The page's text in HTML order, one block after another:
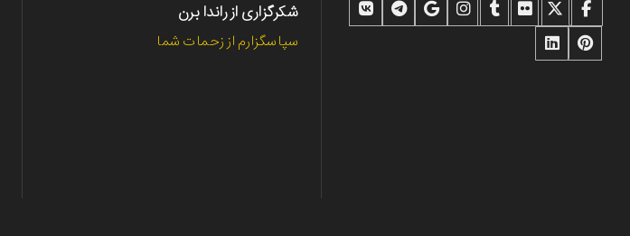
شکرگزاری از راندا برن
سپاسگزارم از زحمات شما